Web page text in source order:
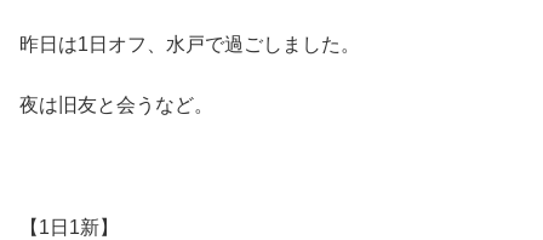
昨日は1日オフ、水戸で過ごしました。
夜は旧友と会うなど。
【1日1新】